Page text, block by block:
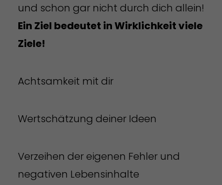
und schon gar nicht durch dich allein!
Ein Ziel bedeutet in Wirklichkeit viele
Ziele!
Achtsamkeit mit dir
Wertschätzung deiner Ideen
Verzeihen der eigenen Fehler und
negativen Lebensinhalte